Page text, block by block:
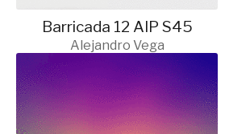
Barricada 12 AIP S45
Alejandro Vega